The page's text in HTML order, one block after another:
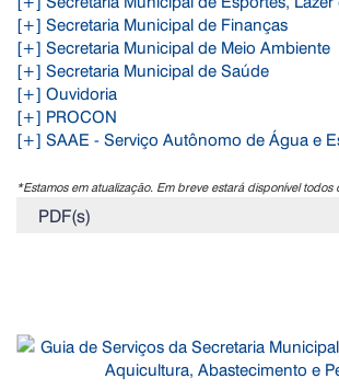
[+] Secretaria Municipal de Finanças
[+] Secretaria Municipal de Meio Ambiente
[+] Secretaria Municipal de Saúde
[+] Ouvidoria
[+] PROCON
[+] SAAE - Serviço Autônomo de Água e
*Estamos em atualização. Em breve estará disponível
PDF(s)